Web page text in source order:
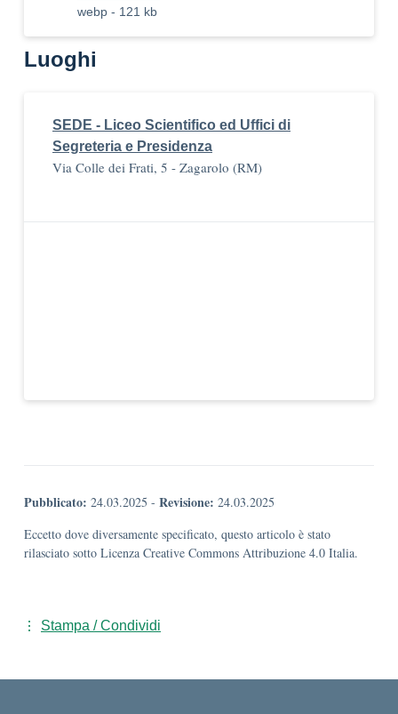
webp - 121 kb
Luoghi
SEDE - Liceo Scientifico ed Uffici di
Segreteria e Presidenza
Via Colle dei Frati, 5 - Zagarolo (RM)
Pubblicato: 24.03.2025 - Revisione: 24.03.2025
Eccetto dove diversamente specificato, questo articolo è stato
rilasciato sotto Licenza Creative Commons Attribuzione 4.0 Italia.
Stampa / Condividi